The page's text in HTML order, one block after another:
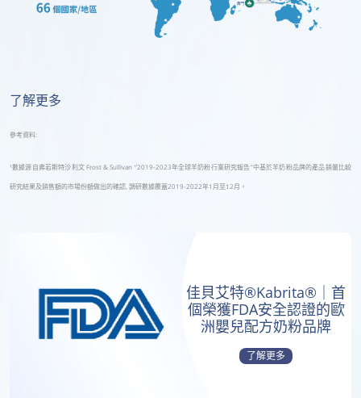
了解更多
參考資料:
¹數據源自弗若斯特沙利文 Frost & Sullivan “2019-2023年全球羊奶粉行業研究報告”中基於羊奶粉品牌的產品銷量比較
研究結果及銷售額的市場份額做出的確認, 調研數據覆蓋2019-2022年1月至12月。
佳貝艾特®Kabrita®｜首
個榮獲FDA安全認證的歐
洲嬰兒配方奶粉品牌
了解更多